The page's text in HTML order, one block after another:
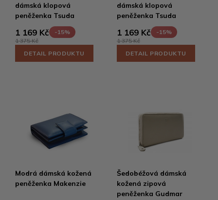
dámská klopová
peněženka Tsuda
1 169 Kč
-15%
1 375 Kč
DETAIL PRODUKTU
dámská klopová
peněženka Tsuda
1 169 Kč
-15%
1 375 Kč
DETAIL PRODUKTU
Modrá dámská kožená
peněženka Makenzie
Šedobéžová dámská
kožená zipová
peněženka Gudmar